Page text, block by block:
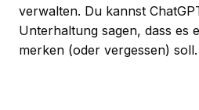
verwalten. Du kannst
Unterhaltung sagen, dass es
merken (oder vergessen) soll.